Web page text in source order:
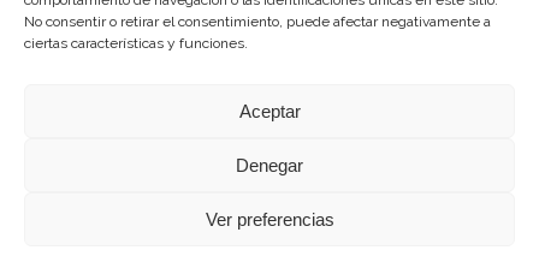
No consentir o retirar el consentimiento, puede afectar negativamente a
ciertas características y funciones.
Aceptar
Denegar
Ver preferencias
Canarias
Instituto Canario de Calidad Agroalimentaria